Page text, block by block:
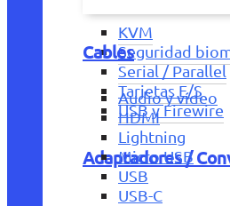
KVM
Seguridad
Serial / Parallel
Tarjetas E/S
USB y Firewire
Adaptadores /
Cables
Audio y vídeo
HDMI
Lightning
Micro USB
USB
USB-C